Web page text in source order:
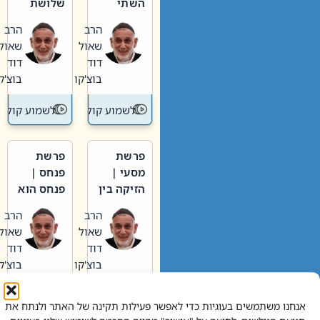
אנחנו משתמשים בעוגיות כדי לאפשר פעילות תקינה של האתר ולנתח את
וערב של
חיינו
הרב
שאול
דוד
בוצ'קו
לשמוע קול תורה – מדרש
האבות
הרב
שאול
דוד
בוצ'קו
לשמוע קול
פרשת
מסעי |
הזיקה בין
הגדול לעם הרב
שאול
דוד
בוצ'קו
לשמוע קול תורה – מדרש
פרשת
פנחס |
פנחס הוא
אליהו: בין
קנאות
הורסת
לקנאות
בונה
הרב
שאול
דוד
בוצ'קו
לשמוע קול